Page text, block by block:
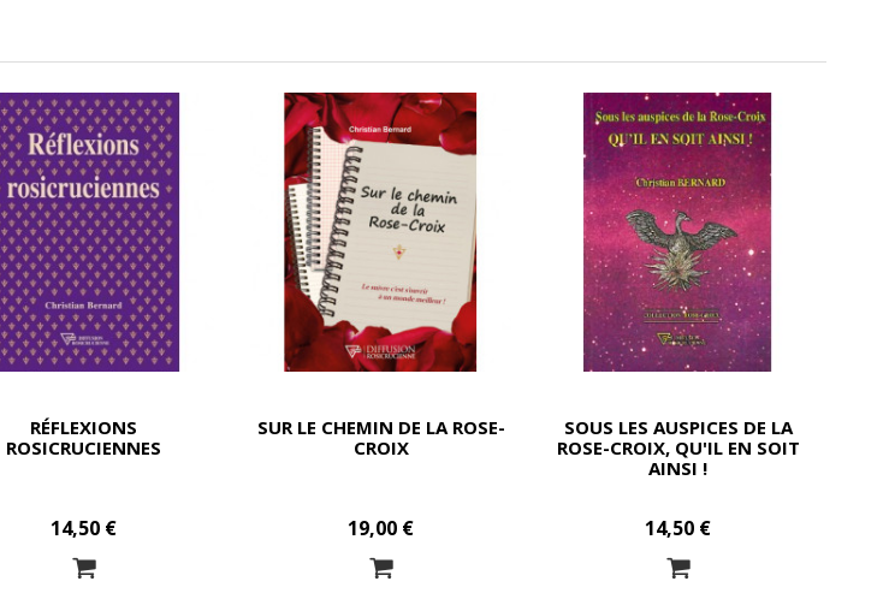
RÉFLEXIONS
ROSICRUCIENNES
14,50 €
SUR LE CHEMIN DE LA ROSE-
CROIX
19,00 €
SOUS LES AUSPICES DE LA
ROSE-CROIX, QU'IL EN SOIT
AINSI !
14,50 €